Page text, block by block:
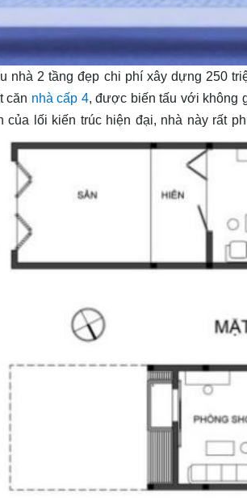
nhà 2 tầng đẹp chi phí xây dựng 250
căn nhà cấp 4, được biến tấu với không
của lối kiến trúc hiện đại, nhà này rất